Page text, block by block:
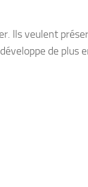
Ils veulent
de plus